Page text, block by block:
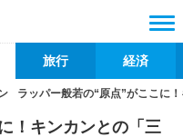
旅行 経済
ラッパー般若の“原点”がここに
！キンカンとの「三